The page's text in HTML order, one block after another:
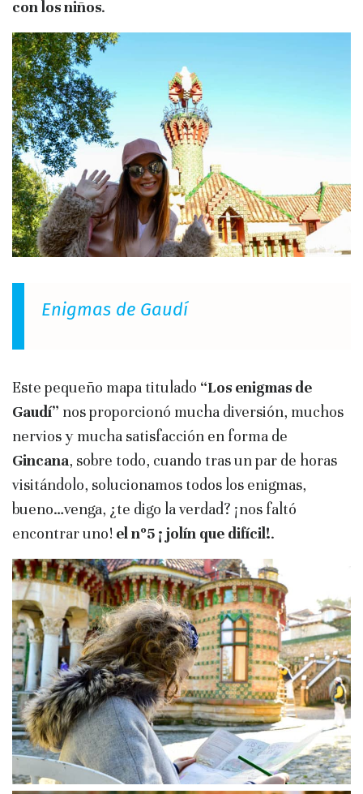
con los niños.
Enigmas de Gaudí
Este pequeño mapa titulado “Los enigmas de
Gaudí” nos proporcionó mucha diversión, muchos
nervios y mucha satisfacción en forma de
Gincana, sobre todo, cuando tras un par de horas
visitándolo, solucionamos todos los enigmas,
bueno…venga, ¿te digo la verdad? ¡nos faltó
encontrar uno! el nº5 ¡ jolín que difícil!.